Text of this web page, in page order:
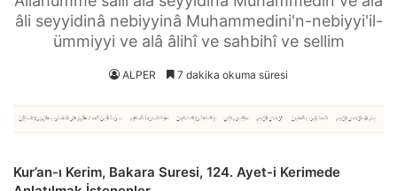
âli seyyidinâ nebiyyinâ Muhammedini'n-nebiyyi'il-
ümmiyyi ve alâ âlihî ve sahbihî ve sellim
ALPER 7 dakika okuma süresi
Kur’an-ı Kerim, Bakara Suresi, 124. Ayet-i Kerimede